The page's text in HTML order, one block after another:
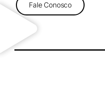
Fale Conosco